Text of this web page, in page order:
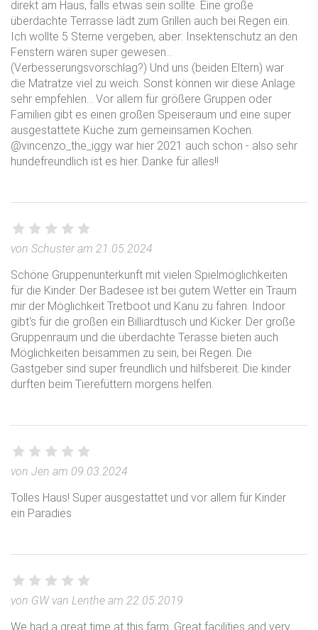
direkt am Haus, falls etwas sein sollte. Eine große
überdachte Terrasse lädt zum Grillen auch bei Regen ein.
Ich wollte 5 Sterne vergeben, aber: Insektenschutz an den
Fenstern wären super gewesen…
(Verbesserungsvorschlag?) Und uns (beiden Eltern) war
die Matratze viel zu weich. Sonst können wir diese Anlage
sehr empfehlen… Vor allem für größere Gruppen oder
Familien gibt es einen großen Speiseraum und eine super
ausgestattete Küche zum gemeinsamen Kochen.
@vincenzo_the_iggy war hier 2021 auch schon - also sehr
hundefreundlich ist es hier. Danke für alles!!
von Schuster am 21.05.2024
Schöne Gruppenunterkunft mit vielen Spielmöglichkeiten
für die Kinder. Der Badesee ist bei gutem Wetter ein Traum
mir der Möglichkeit Tretboot und Kanu zu fahren. Indoor
gibt's für die großen ein Billiardtusch und Kicker. Der große
Gruppenraum und die überdachte Terasse bieten auch
Möglichkeiten beisammen zu sein, bei Regen. Die
Gastgeber sind super freundlich und hilfsbereit. Die kinder
durften beim Tierefüttern morgens helfen.
von Jen am 09.03.2024
Tolles Haus! Super ausgestattet und vor allem für Kinder
ein Paradies
von GW van Lenthe am 22.05.2019
We had a great time at this farm. Great facilities and very